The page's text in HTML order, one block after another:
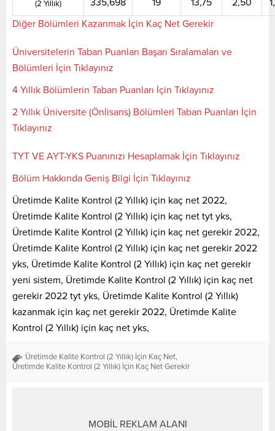
(2 Yıllık)
Diğer Bölümleri Kazanmak İçin Kaç Net Gerekir
Üniversitelerin Taban Puanları Başarı Sıralamaları ve
Bölümleri İçin Tıklayınız
4 Yıllık Bölümlerin Taban Puanları İçin Tıklayınız
2 Yıllık Üniversite (Önlisans) Bölümleri Taban Puanları İçin
Tıklayınız
TYT VE AYT-YKS Puanınızı Hesaplamak İçin Tıklayınız
Bölüm Hakkında Geniş Bilgi İçin Tıklayınız
Üretimde Kalite Kontrol (2 Yıllık) için kaç net 2022,
Üretimde Kalite Kontrol (2 Yıllık) için kaç net tyt yks,
Üretimde Kalite Kontrol (2 Yıllık) için kaç net gerekir 2022,
Üretimde Kalite Kontrol (2 Yıllık) için kaç net gerekir 2022
yks, Üretimde Kalite Kontrol (2 Yıllık) için kaç net gerekir
yeni sistem, Üretimde Kalite Kontrol (2 Yıllık) için kaç net
gerekir 2022 tyt yks, Üretimde Kalite Kontrol (2 Yıllık)
kazanmak için kaç net gerekir 2022, Üretimde Kalite
Kontrol (2 Yıllık) için kaç net yks,
Üretimde Kalite Kontrol (2 Yıllık) İçin Kaç Net,
Üretimde Kalite Kontrol (2 Yıllık) İçin Kaç Net Gerekir
MOBİL REKLAM ALANI